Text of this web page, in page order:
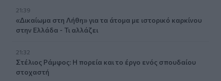
21:39
«Δικαίωμα στη Λήθη» για τα άτομα με ιστορικό καρκίνου
στην Ελλάδα - Τι αλλάζει
21:32
Στέλιος Ράμφος: Η πορεία και το έργο ενός σπουδαίου
στοχαστή